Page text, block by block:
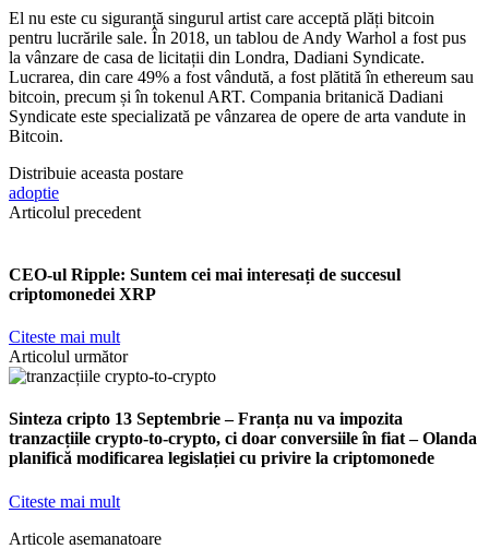
El nu este cu siguranță singurul artist care acceptă plăți bitcoin
pentru lucrările sale. În 2018, un tablou de Andy Warhol a fost pus
la vânzare de casa de licitații din Londra, Dadiani Syndicate.
Lucrarea, din care 49% a fost vândută, a fost plătită în ethereum sau
bitcoin, precum și în tokenul ART. Compania britanică Dadiani
Syndicate este specializată pe vânzarea de opere de arta vandute in
Bitcoin.
Distribuie aceasta postare
adoptie
Articolul precedent
CEO-ul Ripple: Suntem cei mai interesați de succesul
criptomonedei XRP
Citeste mai mult
Articolul următor
Sinteza cripto 13 Septembrie – Franța nu va impozita
tranzacțiile crypto-to-crypto, ci doar conversiile în fiat – Olanda
planifică modificarea legislației cu privire la criptomonede
Citeste mai mult
Articole asemanatoare